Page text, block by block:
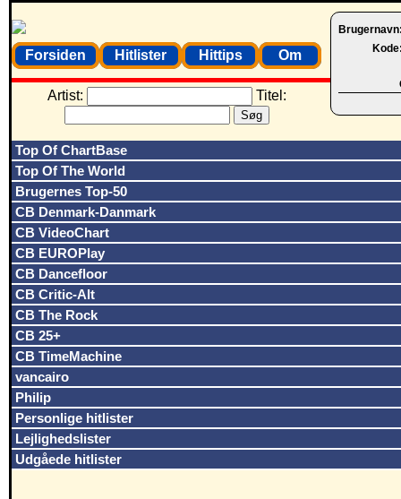
Forsiden Hitlister Hittips Om
Artist: Titel:
Top Of ChartBase
Top Of The World
Brugernes Top-50
CB Denmark-Danmark
CB VideoChart
CB EUROPlay
CB Dancefloor
CB Critic-Alt
CB The Rock
CB 25+
CB TimeMachine
vancairo
Philip
Personlige hitlister
Lejlighedslister
Udgåede hitlister